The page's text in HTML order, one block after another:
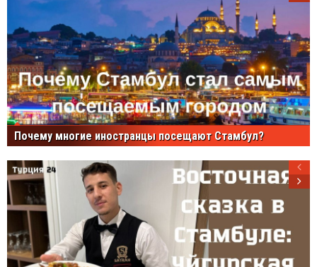
Почему многие иностранцы посещают Стамбул?